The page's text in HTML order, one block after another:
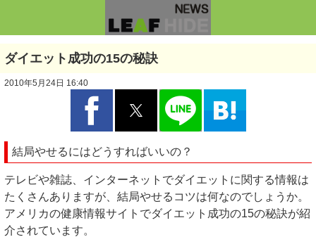
ダイエット成功の15の秘訣
2010年5月24日 16:40
結局やせるにはどうすればいいの？
テレビや雑誌、インターネットでダイエットに関する情報は
たくさんありますが、結局やせるコツは何なのでしょうか。
アメリカの健康情報サイトでダイエット成功の15の秘訣が紹
介されています。